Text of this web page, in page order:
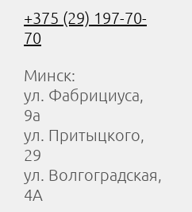
+375 (29) 197-70-
70
Минск:
ул. Фабрициуса,
9а
ул. Притыцкого,
29
ул. Волгоградская,
4А